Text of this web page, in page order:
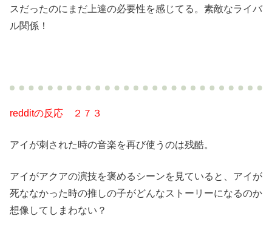
スだったのにまだ上達の必要性を感じてる。素敵なライバ
ル関係！
redditの反応 ２７３
アイが刺された時の音楽を再び使うのは残酷。
アイがアクアの演技を褒めるシーンを見ていると、アイが
死ななかった時の推しの子がどんなストーリーになるのか
想像してしまわない？